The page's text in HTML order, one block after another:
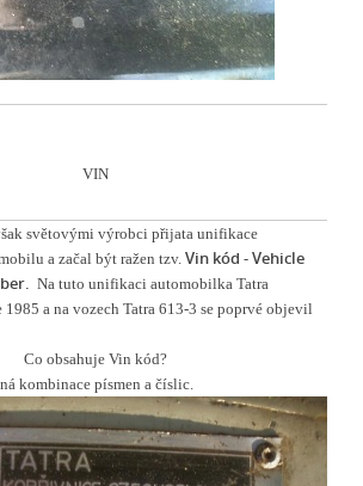
VIN
světovými výrobci přijata unifikace
a začal být ražen tzv. Vin kód -Vehicle
Na tuto unifikaci automobilka Tatra
1985 a na vozech Tatra 613-3 se poprvé objevil
Co obsahuje Vin kód?
kombinace písmen a číslic.